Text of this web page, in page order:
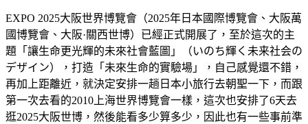
EXPO 2025大阪世界博覽會（2025年日本國際博覽會、大阪萬
國博覽會、大阪·關西世博）已經正式開展了，至於這次的主
題「讓生命更光輝的未來社會藍圖」（いのち輝く未来社会の
デザイン），打造「未來生命的實驗場」，自己感覺還不錯，
再加上距離近，就決定安排一趟日本小旅行去朝聖一下，而跟
第一次去看的2010上海世界博覽會一樣，這次也安排了6天去
逛2025大阪世博，然後能看多少算多少，因此也有一些事前準